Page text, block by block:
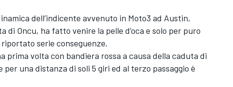
dell’indicente avvenuto in Moto3 ad Austin,
di Oncu, ha fatto venire la pelle d’oca e solo per puro
serie conseguenze.
prima volta con bandiera rossa a causa della caduta di
una distanza di soli 5 giri ed al terzo passaggio è